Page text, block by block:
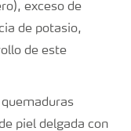
exceso de
de potasio,
de este
piel delgada con